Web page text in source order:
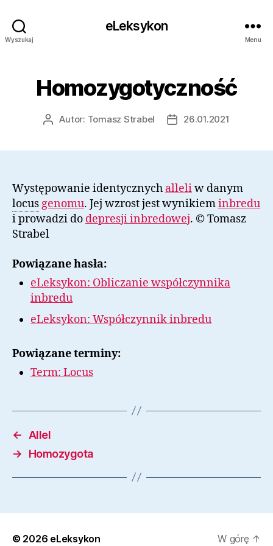
Wyszukaj
eLeksykon
Menu
Homozygotyczność
AutorAutor: Tomasz Strabel
Data26.01.2021
Występowanie identycznych alleliw danym
locusgenomu. Jej wzrost jest wynikieminbredu
i prowadzi do depresji inbredowej. © Tomasz
Strabel
Powiązane hasła:
eLeksykon: Obliczanie współczynnika
inbredu
eLeksykon: Współczynnik inbredu
Powiązane terminy:
Term: Locus
←
Allel
→
Homozygota
© 2026 eLeksykon W górę ↑